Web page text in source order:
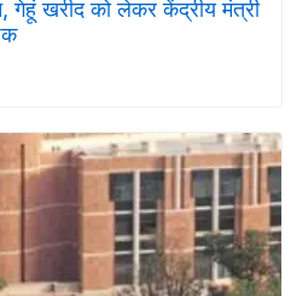
गेहूं खरीद को लेकर केंद्रीय मंत्री